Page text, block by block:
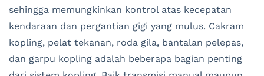
sehingga memungkinkan kontrol atas kecepatan
kendaraan dan pergantian gigi yang mulus. Cakram
kopling, pelat tekanan, roda gila, bantalan pelepas,
dan garpu kopling adalah beberapa bagian penting